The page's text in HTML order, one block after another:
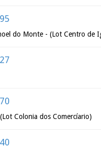
do Monte - (Lot Centro de
Colonia dos Comercíario)